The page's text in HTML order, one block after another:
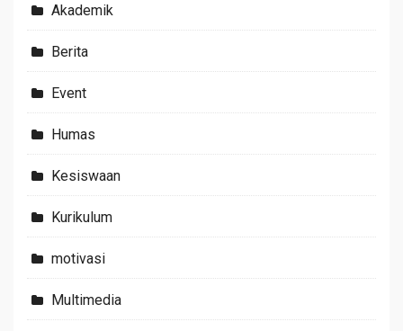
Akademik
Berita
Event
Humas
Kesiswaan
Kurikulum
motivasi
Multimedia